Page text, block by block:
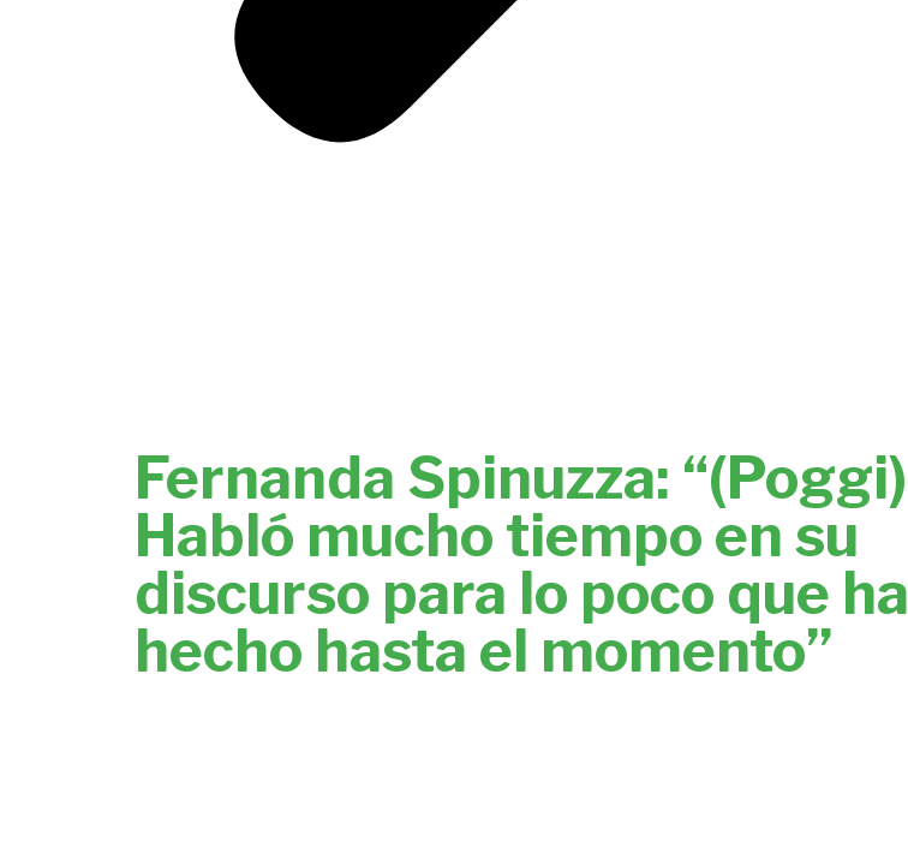
Fernanda Spinuzza: “(Poggi)
Habló mucho tiempo en su
discurso para lo poco que ha
hecho hasta el momento”